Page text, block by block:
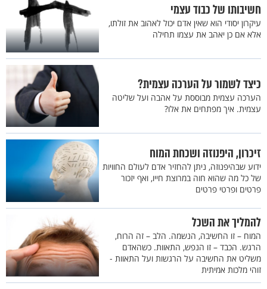
חשיבותו של כבוד עצמי
עיקרון יסודי הוא שאין אדם יכול לאהוב את זולתו,
אלא אם כן יאהב את עצמו תחילה
כיצד לשמור על הערכה עצמית?
הערכה עצמית מבוססת על אהבה ועל שליטה
עצמית. איך מפתחים את אלו?
זיכרון, היפנוזה ושכחת המוח
ידוע שבהיפנוזה, ניתן להחזיר אדם לעולם החוויות
של כל מה שהוא חוה במרוצת חייו, ואף יזכור
פרטים ופרטי פרטים
להמליך את השכל
המוח – זו החשיבה, הנשמה. הלב – זה הרוח,
הרגש. הכבד – זו הנפש, התאוות. כשהאדם
משליט את החשיבה על הרגשות ועל התאוות -
זוהי מלכות אמיתית